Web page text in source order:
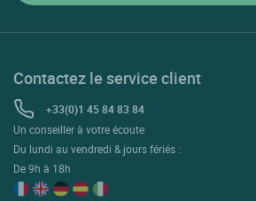
Contactez le service client
+33(0)1 45 84 83 84
Un conseiller à votre écoute
Du lundi au vendredi & jours fériés :
De 9h à 18h